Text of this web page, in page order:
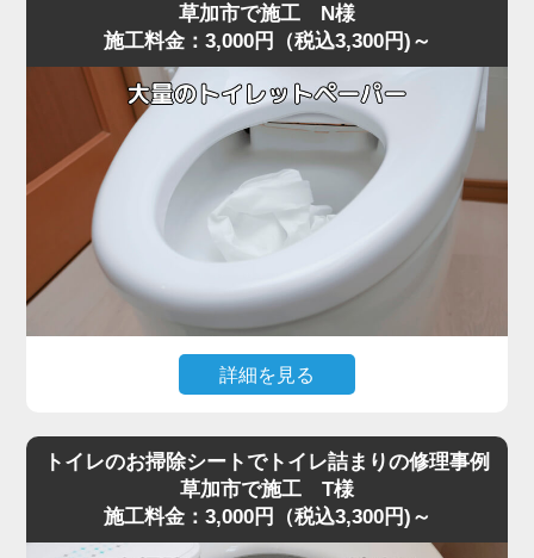
草加市で施工 N様
施工料金：3,000円（税込3,300円)～
詳細を見る
下がらなくなり、トイレが全く使えなくなったというご相
現場に到着して状況を確認すると、便器の奥でペーパーが
大きな塊になっており、ラバーカップでは全く動かないほ
トイレのお掃除シートでトイレ詰まりの修理事例
草加市で施工 T様
施工料金：3,000円（税込3,300円)～